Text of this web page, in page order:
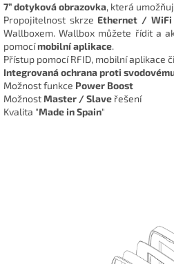
7” dotyková obrazovka, která
Propojitelnost skrze Ethernet / WiFi
Wallboxem. Wallbox můžete řídit a
pomocímobilní aplikace.
Přístup pomocí RFID, mobilní aplikace
Integrovaná ochrana proti
Možnost funkce Power Boost
MožnostMaster / Slave řešení
Kvalita "Made in Spain"